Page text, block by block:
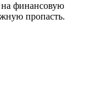
финансовую
пропасть.